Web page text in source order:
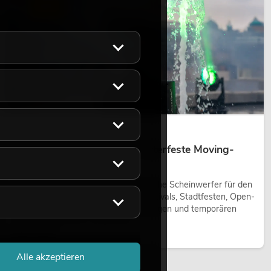
Outdoor Moving-Heads: Wetterfeste Moving-
Outdoor Moving-Heads sind bewegliche Scheinwerfer für den
Einsatz im Freien. Sie werden bei Festivals, Stadtfesten, Open-
Air-Konzerten, Architekturinszenierungen und temporären
Außeninstallationen eingesetzt.
Alle akzeptieren